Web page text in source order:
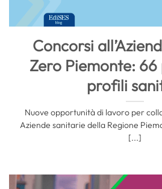
Concorsi
Zero Piemonte:
profili
Nuove opportunità di lavoro per
Aziende sanitarie della Regione
[...]